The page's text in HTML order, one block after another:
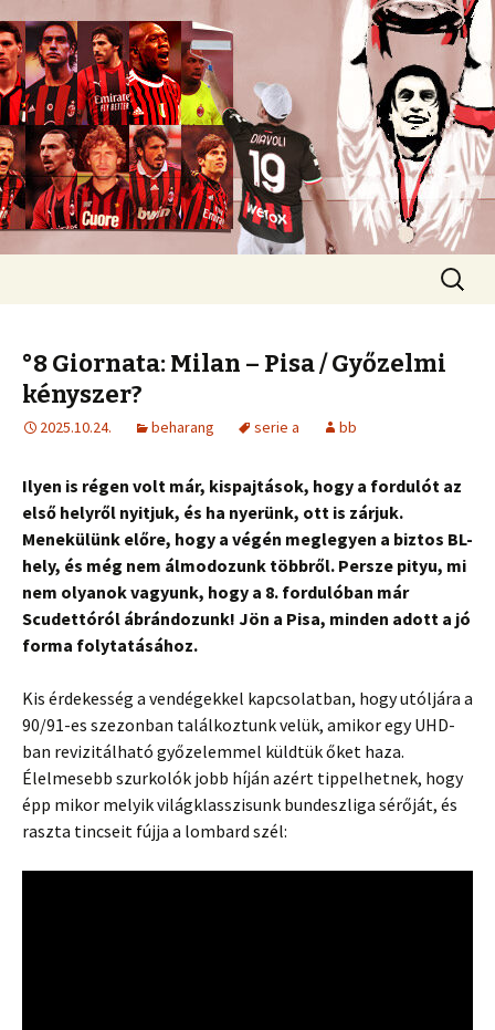
diavoli
Romokban heverő blog egy romokban
heverő csapatról.
°8 Giornata: Milan – Pisa / Győzelmi
kényszer?
2025.10.24. beharang serie a bb
Ilyen is régen volt már, kispajtások, hogy a fordulót az
első helyről nyitjuk, és ha nyerünk, ott is zárjuk.
Menekülünk előre, hogy a végén meglegyen a biztos BL-
hely, és még nem álmodozunk többről. Persze pityu, mi
nem olyanok vagyunk, hogy a 8. fordulóban már
Scudettóról ábrándozunk! Jön a Pisa, minden adott a jó
forma folytatásához.
Kis érdekesség a vendégekkel kapcsolatban, hogy utóljára a
90/91-es szezonban találkoztunk velük, amikor egy UHD-
ban revizitálható győzelemmel küldtük őket haza.
Élelmesebb szurkolók jobb híján azért tippelhetnek, hogy
épp mikor melyik világklasszisunk bundeszliga sérőját, és
raszta tincseit fújja a lombard szél: